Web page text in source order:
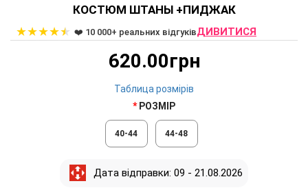
КОСТЮМ ШТАНЫ +ПИДЖАК
★★★★★ ❤️ 10 000+ реальних відгуківДИВИТИСЯ
620.00грн
Таблица розмірів
РОЗМІР
40-44 44-48
Дата відправки: 09 - 21.08.2026